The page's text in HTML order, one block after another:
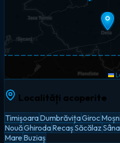
Localități acoperite
TimișoaraDumbrăvițaGiroc
NouăGhirodaRecașSăcălaz
Mare Buziaș